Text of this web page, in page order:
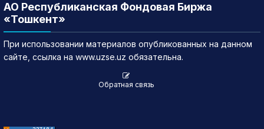
АО Республиканская Фондовая Биржа
«Тошкент»
При использовании материалов опубликованных на данном
сайте, ссылка на www.uzse.uz обязательна.
Обратная связь